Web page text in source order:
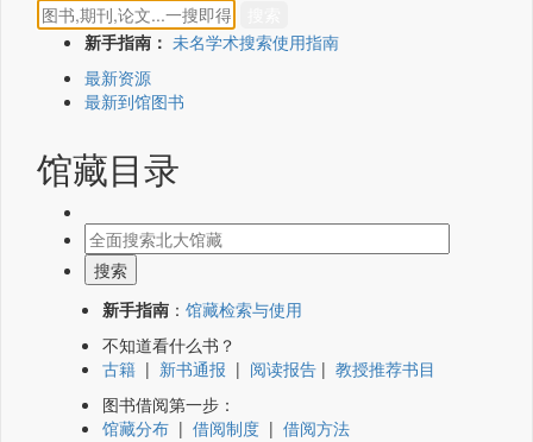
新手指南： 未名学术搜索使用指南
最新资源
最新到馆图书
馆藏目录
新手指南 ： 馆藏检索与使用
不知道看什么书？
古籍 | 新书通报 | 阅读报告 | 教授推荐书目
图书借阅第一步：
馆藏分布 | 借阅制度 | 借阅方法